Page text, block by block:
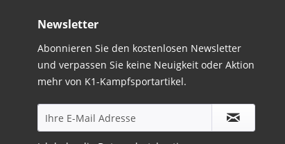
Newsletter
Abonnieren Sie den kostenlosen Newsletter
und verpassen Sie keine Neuigkeit oder Aktion
mehr von K1-Kampfsportartikel.